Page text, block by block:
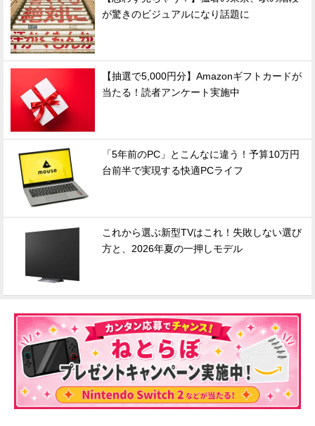
が驚きのビジュアルになり話題に
【抽選で5,000円分】Amazonギフトカードが
当たる！読者アンケート実施中
「5年前のPC」とこんなに違う！予算10万円
台前半で実現する快適PCライフ
これから選ぶ新型TVはこれ！失敗しない選び
方と、2026年夏の一押しモデル